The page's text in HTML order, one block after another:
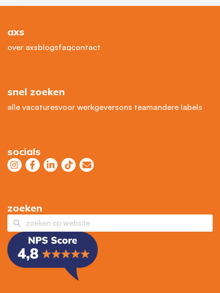
axs
over axsblogsfaqcontact
snel zoeken
alle vacaturesvoor werkgeversons teamandere labels
socials
zoeken